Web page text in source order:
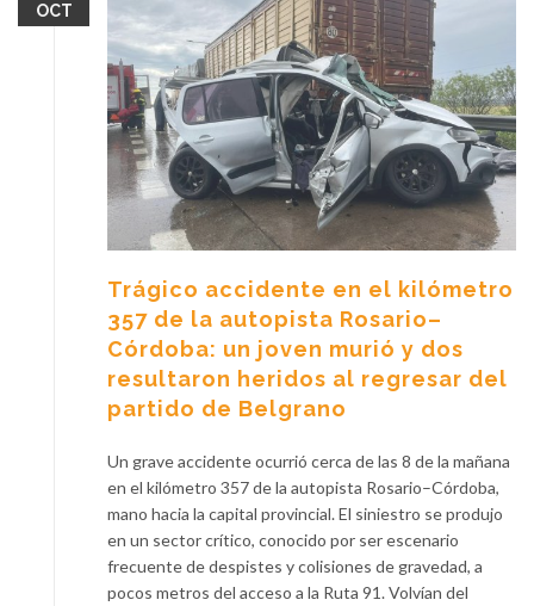
OCT
Trágico accidente en el kilómetro
357 de la autopista Rosario–
Córdoba: un joven murió y dos
resultaron heridos al regresar del
partido de Belgrano
Un grave accidente ocurrió cerca de las 8 de la mañana
en el kilómetro 357 de la autopista Rosario–Córdoba,
mano hacia la capital provincial. El siniestro se produjo
en un sector crítico, conocido por ser escenario
frecuente de despistes y colisiones de gravedad, a
pocos metros del acceso a la Ruta 91. Volvían del